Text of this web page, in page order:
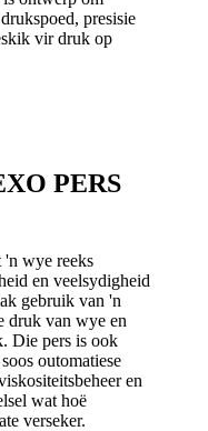
presisie
vir druk op
PERS
'n wye reeks
en veelsydigheid
gebruik van 'n
druk van wye en
Die pers is ook
outomatiese
en
wat hoë
verseker.